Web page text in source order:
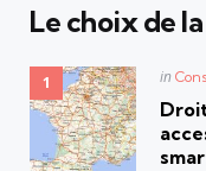
Le choix de
Posted
in